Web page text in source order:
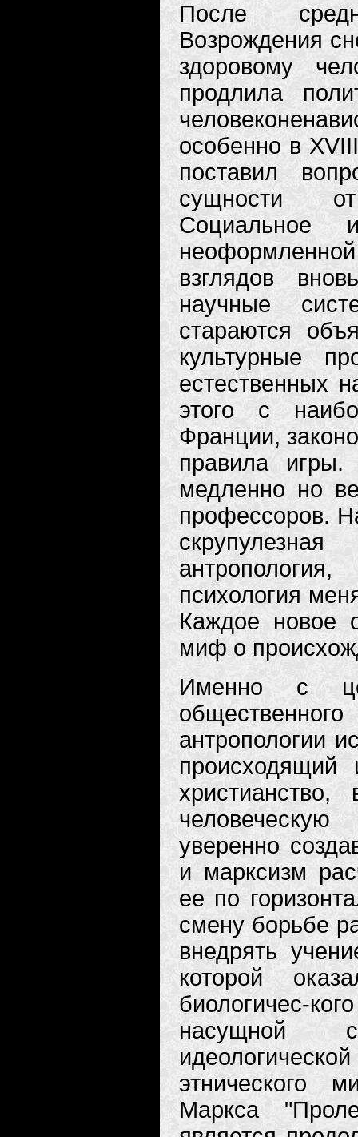
После
Возрождения
здоровому
продлила
особенно в
поставил
сущности
Социальное
взглядов
научные
стараются
культурные
естественных
этого с
Франции,
правила
медленно но
профессоров.
психология
Каждое новое
миф о
Именно с
антропологии
христианство,
уверенно
и марксизм
ее по
смену борьбе
внедрять
которой
биологичес-
насущной
этнического
Маркса